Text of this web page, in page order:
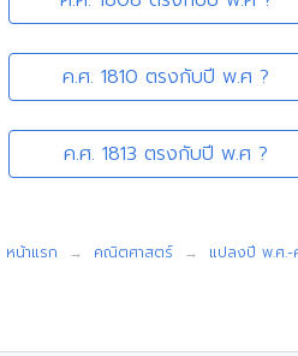
ค.ศ. 1810 ตรงกับปี พ.ศ ?
ค.ศ. 1813 ตรงกับปี พ.ศ ?
หน้าแรก คณิตศาสตร์ แปลงปี พ.ศ.-